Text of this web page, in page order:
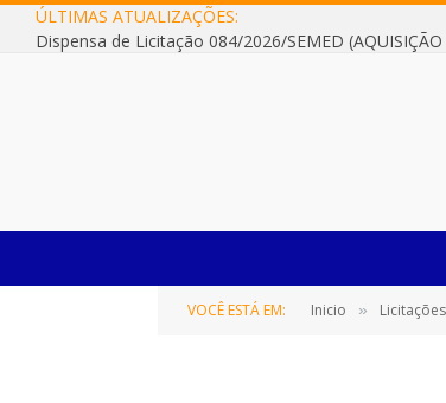
ÚLTIMAS ATUALIZAÇÕES:
VOCÊ ESTÁ EM: Inicio » Licitações